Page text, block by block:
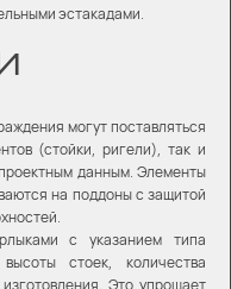
эстакадами.
могут поставляться
(стойки, ригели), так и
данным. Элементы
на поддоны с защитой
с указанием типа
стоек, количества